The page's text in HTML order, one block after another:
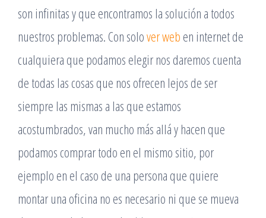
son infinitas y que encontramos la solución a todos
nuestros problemas. Con solover web en internet de
cualquiera que podamos elegir nos daremos cuenta
de todas las cosas que nos ofrecen lejos de ser
siempre las mismas a las que estamos
acostumbrados, van mucho más allá y hacen que
podamos comprar todo en el mismo sitio, por
ejemplo en el caso de una persona que quiere
montar una oficina no es necesario ni que se mueva